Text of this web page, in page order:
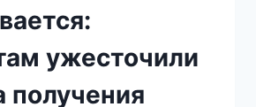
ужесточили
получения